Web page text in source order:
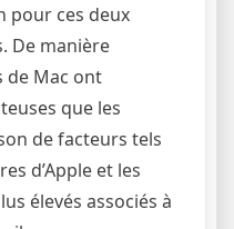
pour ces deux
De manière
de Mac ont
que les
de facteurs tels
d’Apple et les
élevés associés à